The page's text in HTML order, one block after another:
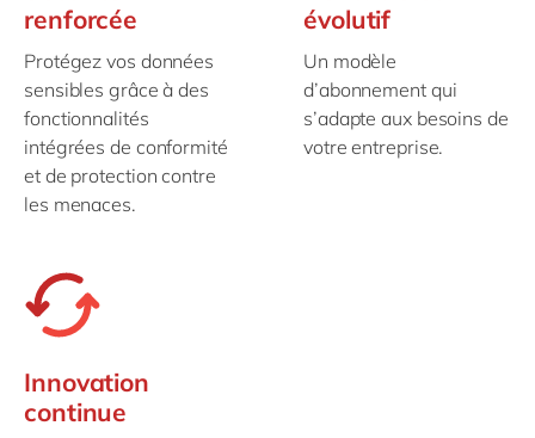
renforcée
Protégez vos données
sensibles grâce à des
fonctionnalités
intégrées de conformité
et de protection contre
les menaces.
évolutif
Un modèle
d’abonnement qui
s’adapte aux besoins de
votre entreprise.
Innovation
continue